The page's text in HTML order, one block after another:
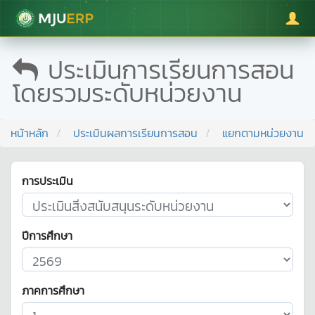
มหาวิทยาลัยแม่โจ้
ประเมินการเรียนการสอน
โดยรวมระดับหน่วยงาน
หน้าหลัก ประเมินผลการเรียนการสอน แยกตามหน่วยงาน
การประเมิน
ปีการศึกษา
ภาคการศึกษา